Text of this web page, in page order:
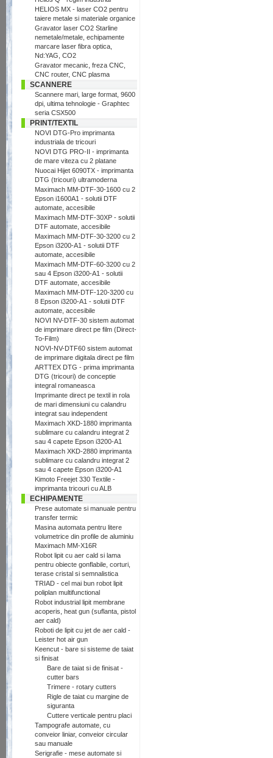
HELIOS MX - laser CO2 pentru
taiere metale si materiale organice
Gravator laser CO2 Starline
nemetale/metale, echipamente
marcare laser fibra optica,
Nd:YAG, CO2
Gravator mecanic, freza CNC,
CNC router, CNC plasma
SCANNERE
Scannere mari, large format, 9600
dpi, ultima tehnologie - Graphtec
seria CSX500
PRINT/TEXTIL
NOVI DTG-Pro imprimanta
industriala de tricouri
NOVI DTG PRO-II - imprimanta
de mare viteza cu 2 platane
Nuocai Hijet 6090TX - imprimanta
DTG (tricouri) ultramoderna
Maximach MM-DTF-30-1600 cu 2
Epson i1600A1 - solutii DTF
automate, accesibile
Maximach MM-DTF-30XP - solutii
DTF automate, accesibile
Maximach MM-DTF-30-3200 cu 2
Epson i3200-A1 - solutii DTF
automate, accesibile
Maximach MM-DTF-60-3200 cu 2
sau 4 Epson i3200-A1 - solutii
DTF automate, accesibile
Maximach MM-DTF-120-3200 cu
8 Epson i3200-A1 - solutii DTF
automate, accesibile
NOVI NV-DTF-30 sistem automat
de imprimare direct pe film (Direct-
To-Film)
NOVI-NV-DTF60 sistem automat
de imprimare digitala direct pe film
ARTTEX DTG - prima imprimanta
DTG (tricouri) de conceptie
integral romaneasca
Imprimante direct pe textil in rola
de mari dimensiuni cu calandru
integrat sau independent
Maximach XKD-1880 imprimanta
sublimare cu calandru integrat 2
sau 4 capete Epson i3200-A1
Maximach XKD-2880 imprimanta
sublimare cu calandru integrat 2
sau 4 capete Epson i3200-A1
Kimoto Freejet 330 Textile -
imprimanta tricouri cu ALB
ECHIPAMENTE
Prese automate si manuale pentru
transfer termic
Masina automata pentru litere
volumetrice din profile de aluminiu
Maximach MM-X16R
Robot lipit cu aer cald si lama
pentru obiecte gonflabile, corturi,
terase cristal si semnalistica
TRIAD - cel mai bun robot lipit
poliplan multifunctional
Robot industrial lipit membrane
acoperis, heat gun (suflanta, pistol
aer cald)
Roboti de lipit cu jet de aer cald -
Leister hot air gun
Keencut - bare si sisteme de taiat
si finisat
Bare de taiat si de finisat -
cutter bars
Trimere - rotary cutters
Rigle de taiat cu margine de
siguranta
Cuttere verticale pentru placi
Tampografe automate, cu
conveior liniar, conveior circular
sau manuale
Serigrafie - mese automate si